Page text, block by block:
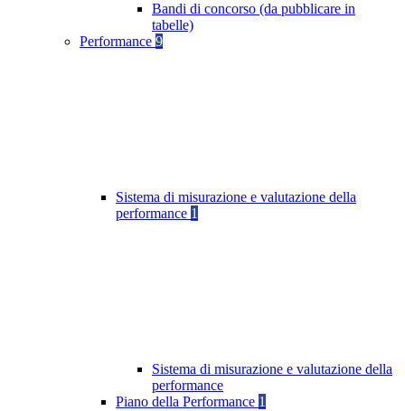
Bandi di concorso (da pubblicare in
tabelle)
Performance 9
Sistema di misurazione e valutazione della
performance 1
Sistema di misurazione e valutazione della
performance
Piano della Performance 1